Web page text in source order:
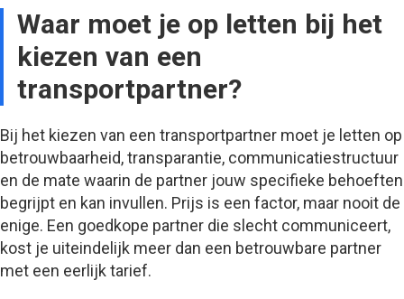
Waar moet je op letten bij het
kiezen van een
transportpartner?
Bij het kiezen van een transportpartner moet je letten op
betrouwbaarheid, transparantie, communicatiestructuur
en de mate waarin de partner jouw specifieke behoeften
begrijpt en kan invullen. Prijs is een factor, maar nooit de
enige. Een goedkope partner die slecht communiceert,
kost je uiteindelijk meer dan een betrouwbare partner
met een eerlijk tarief.